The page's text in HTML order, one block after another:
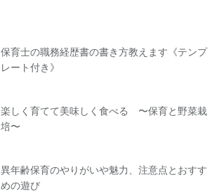
保育士の職務経歴書の書き方教えます《テンプ
レート付き》
楽しく育てて美味しく食べる 〜保育と野菜栽
培〜
異年齢保育のやりがいや魅力、注意点とおすす
めの遊び